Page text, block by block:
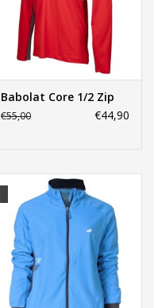
Babolat Core 1/2 Zip
€55,00 €44,90